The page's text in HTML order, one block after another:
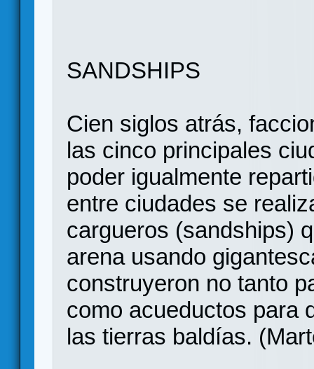
SANDSHIPS
Cien siglos atrás,
las cinco principales
poder igualmente
entre ciudades se
cargueros (sandships)
arena usando
construyeron no tanto
como acueductos para
las tierras baldías.